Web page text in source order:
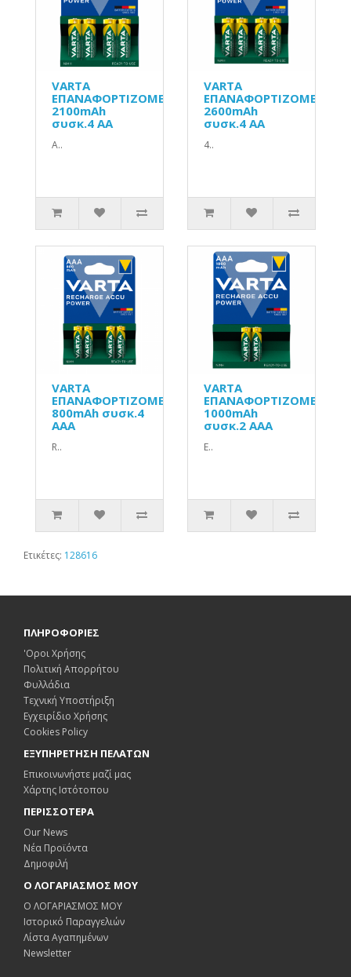
VARTA
ΕΠΑΝΑΦΟΡΤΙΖΟΜΕΝΗ
2100mAh
συσκ.4 AA
Α..
VARTA
ΕΠΑΝΑΦΟΡΤΙΖΟΜΕΝΗ
2600mAh
συσκ.4 AA
4..
VARTA
ΕΠΑΝΑΦΟΡΤΙΖΟΜΕΝΗ
800mAh συσκ.4
AAA
R..
VARTA
ΕΠΑΝΑΦΟΡΤΙΖΟΜΕΝΗ
1000mAh
συσκ.2 AAA
Ε..
Ετικέτες: 128616
ΠΛΗΡΟΦΟΡΙΕΣ
'Οροι Χρήσης
Πολιτική Απορρήτου
Φυλλάδια
Τεχνική Υποστήριξη
Εγχειρίδιο Χρήσης
Cookies Policy
ΕΞΥΠΗΡΕΤΗΣΗ ΠΕΛΑΤΩΝ
Επικοινωνήστε μαζί μας
Χάρτης Ιστότοπου
ΠΕΡΙΣΣΟΤΕΡΑ
Our News
Νέα Προϊόντα
Δημοφιλή
Ο ΛΟΓΑΡΙΑΣΜΟΣ ΜΟΥ
Ο ΛΟΓΑΡΙΑΣΜΟΣ ΜΟΥ
Ιστορικό Παραγγελιών
Λίστα Αγαπημένων
Newsletter